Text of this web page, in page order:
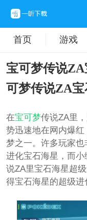
首页 游戏
宝可梦传说
可梦传说ZA
在宝可梦传说ZA里
势迅速地在网内爆
梦之一。许多玩家
进化宝石海星，而
说ZA里宝石海星超
得宝石海星的超级进